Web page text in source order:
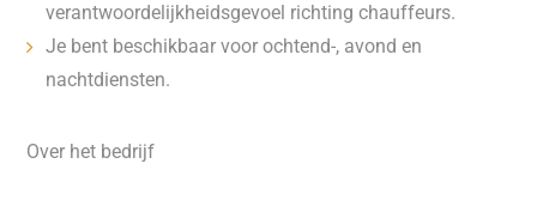
verantwoordelijkheidsgevoel richting chauffeurs.
Je bent beschikbaar voor ochtend-, avond en
nachtdiensten.
Over het bedrijf